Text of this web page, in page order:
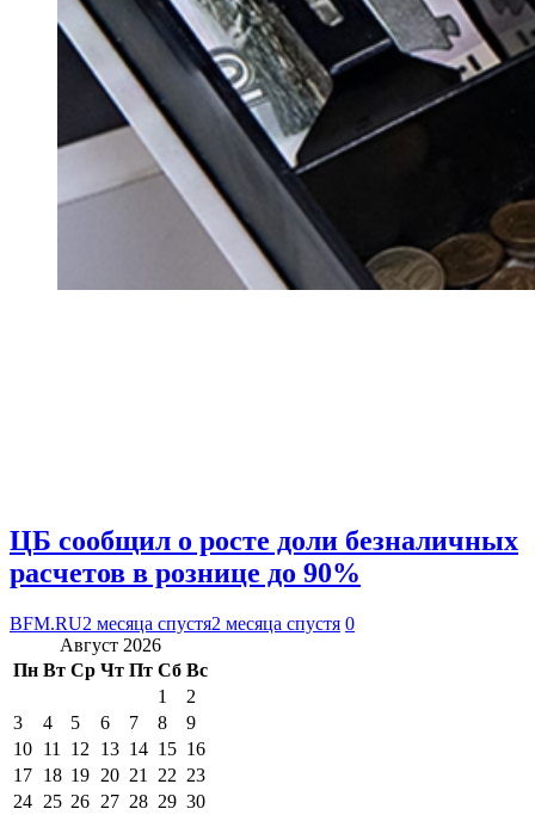
ЦБ сообщил о росте доли безналичных
расчетов в рознице до 90%
BFM.RU2 месяца спустя2 месяца спустя 0
Август 2026
Пн Вт Ср Чт Пт Сб Вс
1
2
3
4 5 6 7 8
9
10 11 12 13 14 15 16
17 18 19 20 21 22 23
24 25 26 27 28 29 30